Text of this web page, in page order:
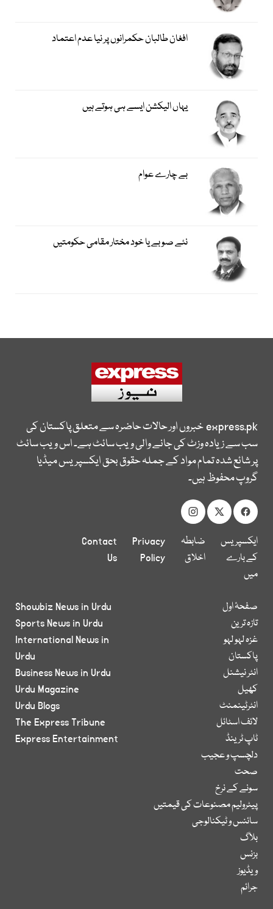
افغان طالبان حکمرانوں پر نیا عدم اعتماد
یہاں الیکشن ایسے ہی ہوتے ہیں
بے چارے عوام
نئے صوبے یا خود مختار مقامی حکومتیں
express.pkخبروں اور حالات حاضرہ سے متعلق پاکستان کی
سب سے زیادہ وزٹ کی جانے والی ویب سائٹ ہے۔ اس ویب سائٹ
پر شائع شدہ تمام مواد کے جملہ حقوق بحق ایکسپریس میڈیا
گروپ محفوظ ہیں۔
ایکسپریس
کے بارے
میں
ضابطہ
اخلاق
Privacy
Policy
Contact
Us
صفحۂ اول
تازہ ترین
غزہ لہو لہو
پاکستان
انٹر نیشنل
کھیل
انٹرٹینمنٹ
لائف اسٹائل
ٹاپ ٹرینڈ
دلچسپ و عجیب
صحت
سونے کے نرخ
پیٹرولیم مصنوعات کی قیمتیں
سائنس و ٹیکنالوجی
بلاگ
بزنس
ویڈیوز
جرائم
Showbiz News in Urdu
Sports News in Urdu
International News in
Urdu
Business News in Urdu
Urdu Magazine
Urdu Blogs
The Express Tribune
Express Entertainment